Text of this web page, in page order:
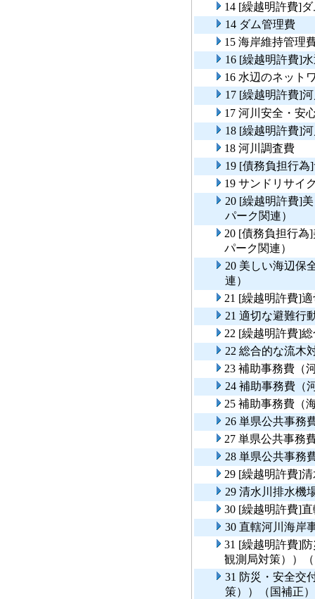
14 [繰越明許費]
14 ダム管理費
15 海岸維持管理
16 [繰越明許費]
16 水辺のネット
17 [繰越明許費]
17 河川安全・安
18 [繰越明許費]
18 河川調査費
19 [債務負担行
19 サンドリサイ
20 [繰越明許費]
パーク関連）
20 [債務負担行為
パーク関連）
20 美しい海辺保
連）
21 [繰越明許費]
21 適切な避難行
22 [繰越明許費]
22 総合的な流木
23 補助事務費（
24 補助事務費（
25 補助事務費（
26 単県公共事務
27 単県公共事務
28 単県公共事務
29 [繰越明許費]
29 清水川排水機
30 [繰越明許費]
30 直轄河川海岸
31 [繰越明許費]
観測局対策））
31 防災・安全交
策））（国補正）